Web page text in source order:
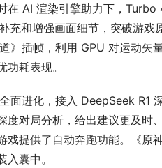
在 AI 渲染引擎助力下，
充和增强画面细节，突破游
》插帧，利用 GPU 对运动
耗表现。
面进化，接入 DeepSeek R1
度对局分析，给出建议更及时
戏提供了自动奔跑功能。《原
入囊中。